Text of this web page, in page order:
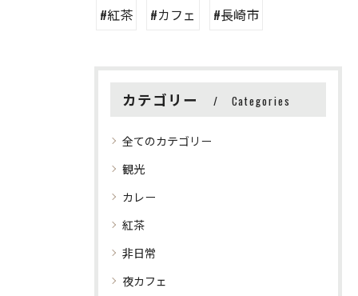
#紅茶 #カフェ #長崎市
カテゴリー Categories
全てのカテゴリー
観光
カレー
紅茶
非日常
夜カフェ